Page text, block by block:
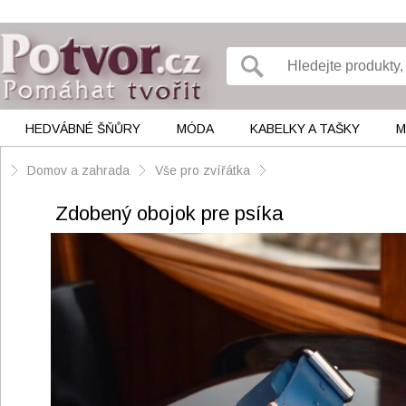
HEDVÁBNÉ ŠŇŮRY MÓDA KABELKY A TAŠKY
Domov a zahrada Vše pro zvířátka
Zdobený obojok pre psíka